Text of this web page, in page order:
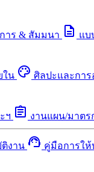
าร & สัมมนา description แบ
ใน palette ศิลปะและกา
ฯ assignment งานแผน/มาตร
งาน support_agent คู่มือการให้